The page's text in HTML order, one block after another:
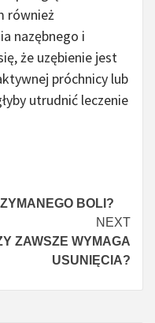
również
nazębnego i
że uzębienie jest
próchnicy lub
utrudnić leczenie
BOLI?
NEXT
ZAWSZE WYMAGA
USUNIĘCIA?